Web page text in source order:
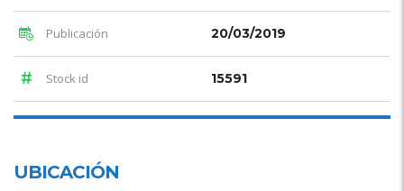
Publicación 20/03/2019
Stock id 15591
UBICACIÓN